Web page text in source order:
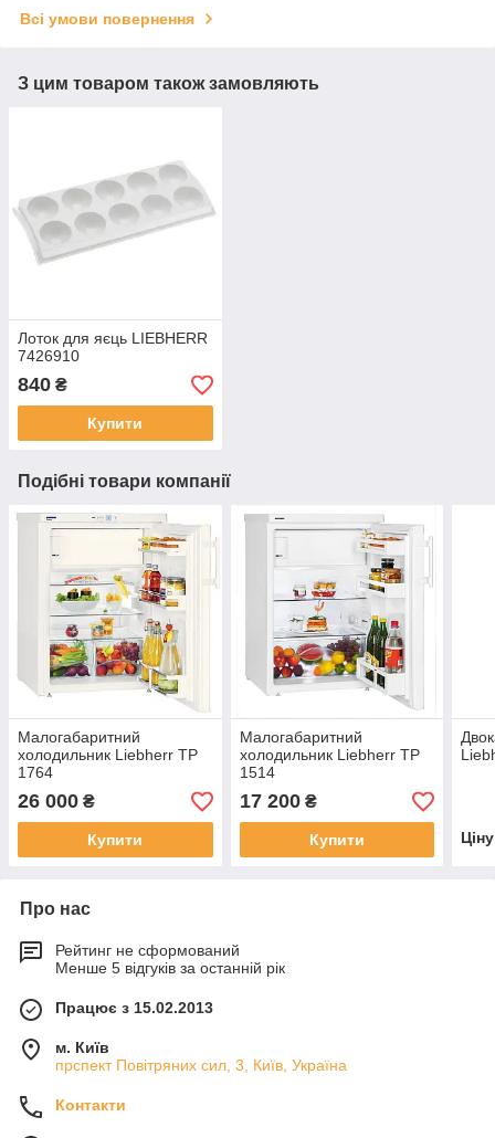
Всі умови повернення
З цим товаром також замовляють
Лоток для яєць LIEBHERR
7426910
840 ₴
Купити
Подібні товари компанії
Малогабаритний
холодильник Liebherr TP
1764
26 000 ₴
Купити
Малогабаритний
холодильник Liebherr TP
1514
17 200₴
Купити
Про нас
Рейтинг не сформований
Менше 5 відгуків за останній рік
Працює з 15.02.2013
м. Київ
прспект Повітряних сил, 3, Київ, Україна
Контакти